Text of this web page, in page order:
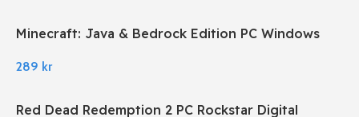
Minecraft: Java & Bedrock Edition PC Windows
289 kr
Red Dead Redemption 2 PC Rockstar Digital